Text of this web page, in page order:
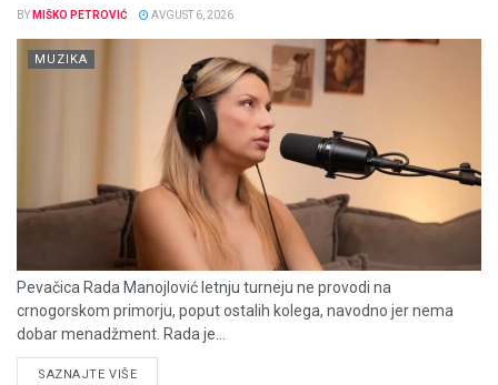
BY MIŠKO PETROVIĆ AVGUST 6, 2026
MUZIKA
Pevačica Rada Manojlović letnju turneju ne provodi na
crnogorskom primorju, poput ostalih kolega, navodno jer nema
dobar menadžment. Rada je...
SAZNAJTE VIŠEDETAILS